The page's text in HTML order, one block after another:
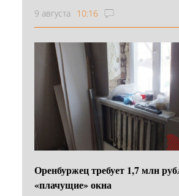
9 августа 10:16
Оренбуржец требует 1,7 млн
«плачущие» окна